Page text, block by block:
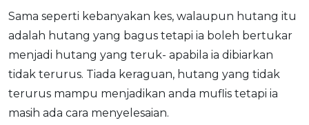
Sama seperti kebanyakan kes, walaupun hutang itu
adalah hutang yang bagus tetapi ia boleh bertukar
menjadi hutang yang teruk- apabila ia dibiarkan
tidak terurus. Tiada keraguan, hutang yang tidak
terurus mampu menjadikan anda muflis tetapi ia
masih ada cara menyelesaian.